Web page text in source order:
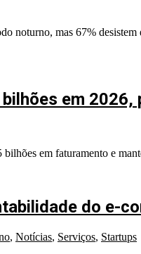
noturno, mas 67%
em 2026,
em faturamento e
do e-
, Notícias, Serviços, Startups